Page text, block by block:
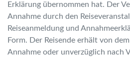
Erklärung übernommen hat. Der
Annahme durch den
Reiseanmeldung und
Form. Der Reisende erhält von
Annahme oder unverzüglich nach